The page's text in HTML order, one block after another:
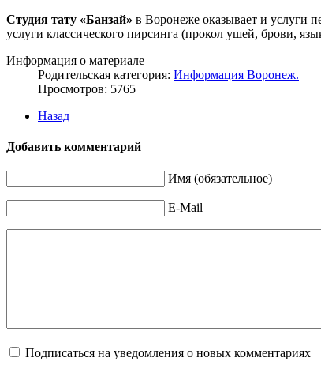
Студия тату «Банзай» в Воронеже оказывает и услуги
услуги классического пирсинга (прокол ушей, брови,
Информация о материале
Родительская категория: Информация Воронеж.
Просмотров: 5765
Назад
Добавить комментарий
Имя (обязательное)
E-Mail
Подписаться на уведомления о новых комментариях